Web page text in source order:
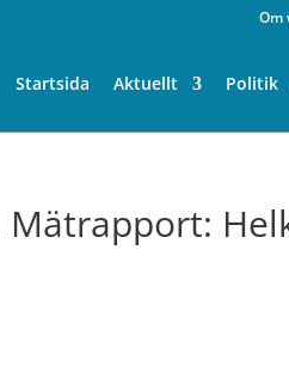
Om
Startsida Aktuellt Politik
Mätrapport: